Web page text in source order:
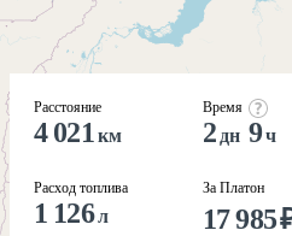
Расстояние
4 021 км
Расход топлива
1 126л
Время
2 дн 9ч
За Платон
17 985